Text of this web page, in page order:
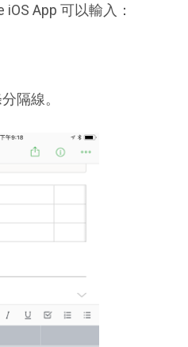
App 可以輸入：
隔線。